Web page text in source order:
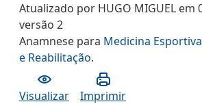
Atualizado por HUGO MIGUEL em
versão 2
Anamnese para Medicina Esportiva
e Reabilitação.
Visualizar Imprimir